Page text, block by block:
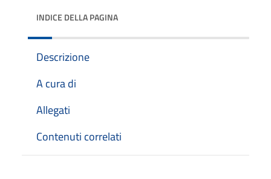
INDICE DELLA PAGINA
Descrizione
A cura di
Allegati
Contenuti correlati